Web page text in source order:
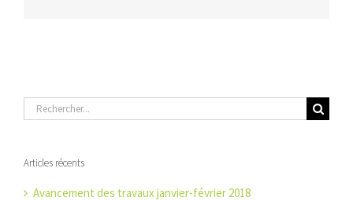
Rechercher:
Articles récents
Avancement des travaux janvier-février 2018